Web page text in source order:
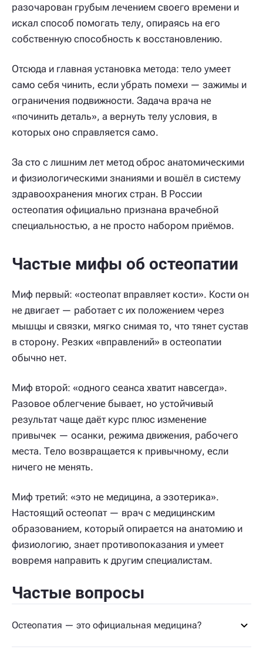
разочарован грубым лечением своего времени и
искал способ помогать телу, опираясь на его
собственную способность к восстановлению.
Отсюда и главная установка метода: тело умеет
само себя чинить, если убрать помехи — зажимы и
ограничения подвижности. Задача врача не
«починить деталь», а вернуть телу условия, в
которых оно справляется само.
За сто с лишним лет метод оброс анатомическими
и физиологическими знаниями и вошёл в систему
здравоохранения многих стран. В России
остеопатия официально признана врачебной
специальностью, а не просто набором приёмов.
Частые мифы об остеопатии
Миф первый: «остеопат вправляет кости». Кости он
не двигает — работает с их положением через
мышцы и связки, мягко снимая то, что тянет сустав
в сторону. Резких «вправлений» в остеопатии
обычно нет.
Миф второй: «одного сеанса хватит навсегда».
Разовое облегчение бывает, но устойчивый
результат чаще даёт курс плюс изменение
привычек — осанки, режима движения, рабочего
места. Тело возвращается к привычному, если
ничего не менять.
Миф третий: «это не медицина, а эзотерика».
Настоящий остеопат — врач с медицинским
образованием, который опирается на анатомию и
физиологию, знает противопоказания и умеет
вовремя направить к другим специалистам.
Частые вопросы
Остеопатия — это официальная медицина?